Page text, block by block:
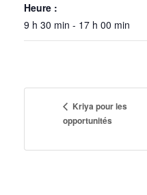
Heure :
9 h 30 min - 17 h 00 min
Kriya pour les
opportunités